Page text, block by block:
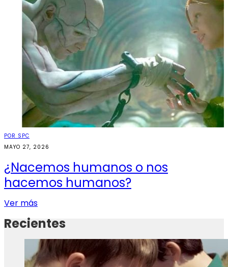
POR SPC
MAYO 27, 2026
¿Nacemos humanos o nos
hacemos humanos?
Ver más
Recientes